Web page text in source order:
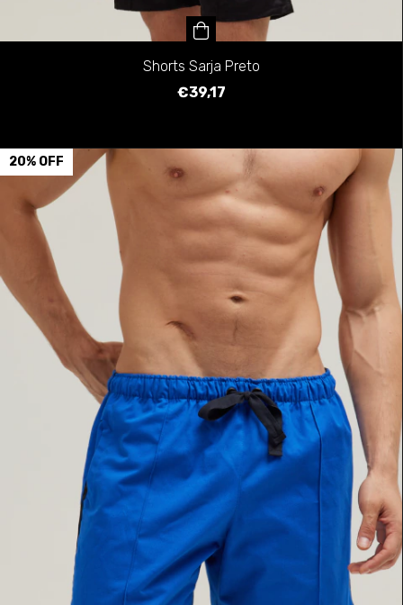
Shorts Sarja Preto
€39,17
20% OFF